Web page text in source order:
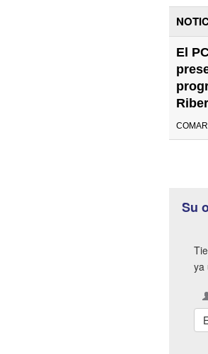
El
Su
ya